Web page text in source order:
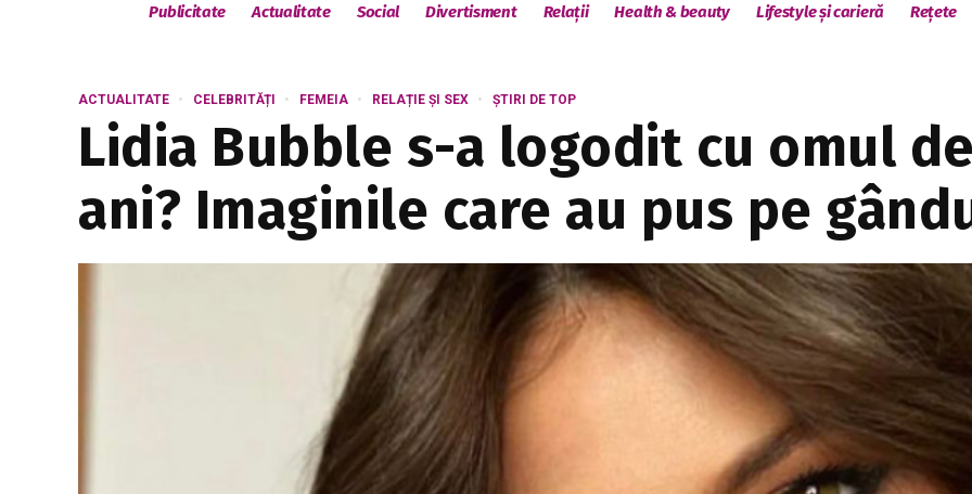
Publicitate Actualitate Social Divertisment Relații Health & beauty Lifestyle și carieră Rețete
ACTUALITATE CELEBRITĂȚI FEMEIA RELAȚIE ȘI SEX ȘTIRI DE TOP
Lidia Bubble s-a logodit cu omul
ani? Imaginile care au pus pe